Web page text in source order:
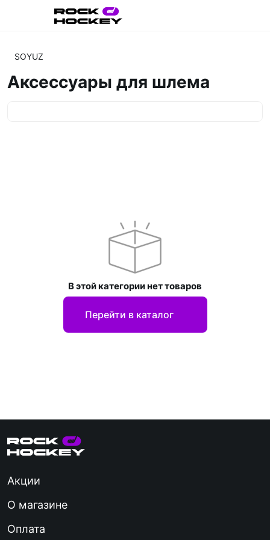
SOYUZ
Аксессуары для шлема
В этой категории нет товаров
Перейти в каталог
Акции
О магазине
Оплата